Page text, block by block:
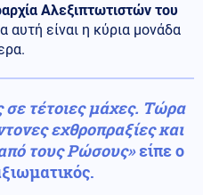
Αλεξιπτωτιστών του
αυτή είναι η κύρια μονάδα
σε τέτοιες μάχες. Τώρα
εχθροπραξίες και
τους Ρώσους»είπε ο